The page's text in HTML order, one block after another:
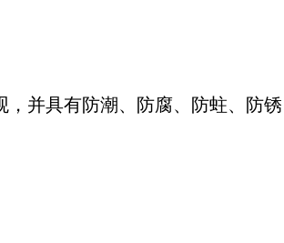
并具有防潮、防腐、防蛀、防